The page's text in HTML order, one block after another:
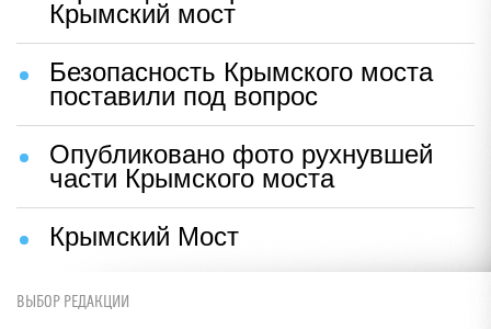
Крымский мост
Безопасность Крымского моста
поставили под вопрос
Опубликовано фото рухнувшей
части Крымского моста
Крымский Мост
ВЫБОР РЕДАКЦИИ